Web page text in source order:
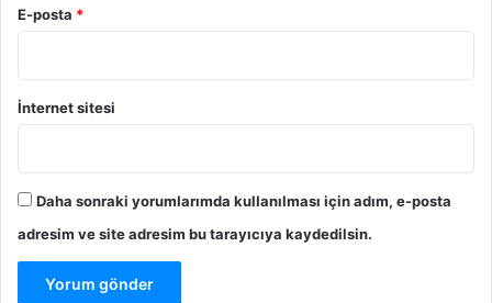
E-posta *
İnternet sitesi
Daha sonraki yorumlarımda kullanılması için adım, e-posta
adresim ve site adresim bu tarayıcıya kaydedilsin.